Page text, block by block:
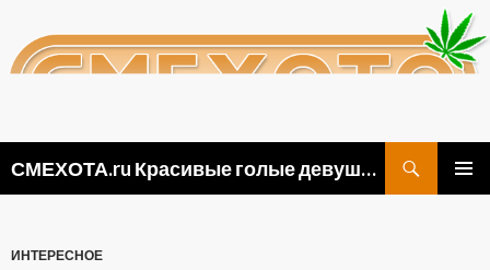
СМЕХОТА.ru Красивые голые девушки, прикольные картинки ню и видео приколы
ИНТЕРЕСНОЕ